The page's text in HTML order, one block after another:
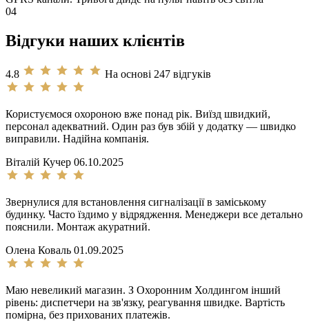
04
Відгуки наших клієнтів
4.8 На основі 247 відгуків
Користуємося охороною вже понад рік. Виїзд швидкий,
персонал адекватний. Один раз був збій у додатку — швидко
виправили. Надійна компанія.
Віталій Кучер 06.10.2025
Звернулися для встановлення сигналізації в заміському
будинку. Часто їздимо у відрядження. Менеджери все детально
пояснили. Монтаж акуратний.
Олена Коваль 01.09.2025
Маю невеликий магазин. З Охоронним Холдингом інший
рівень: диспетчери на зв'язку, реагування швидке. Вартість
помірна, без прихованих платежів.